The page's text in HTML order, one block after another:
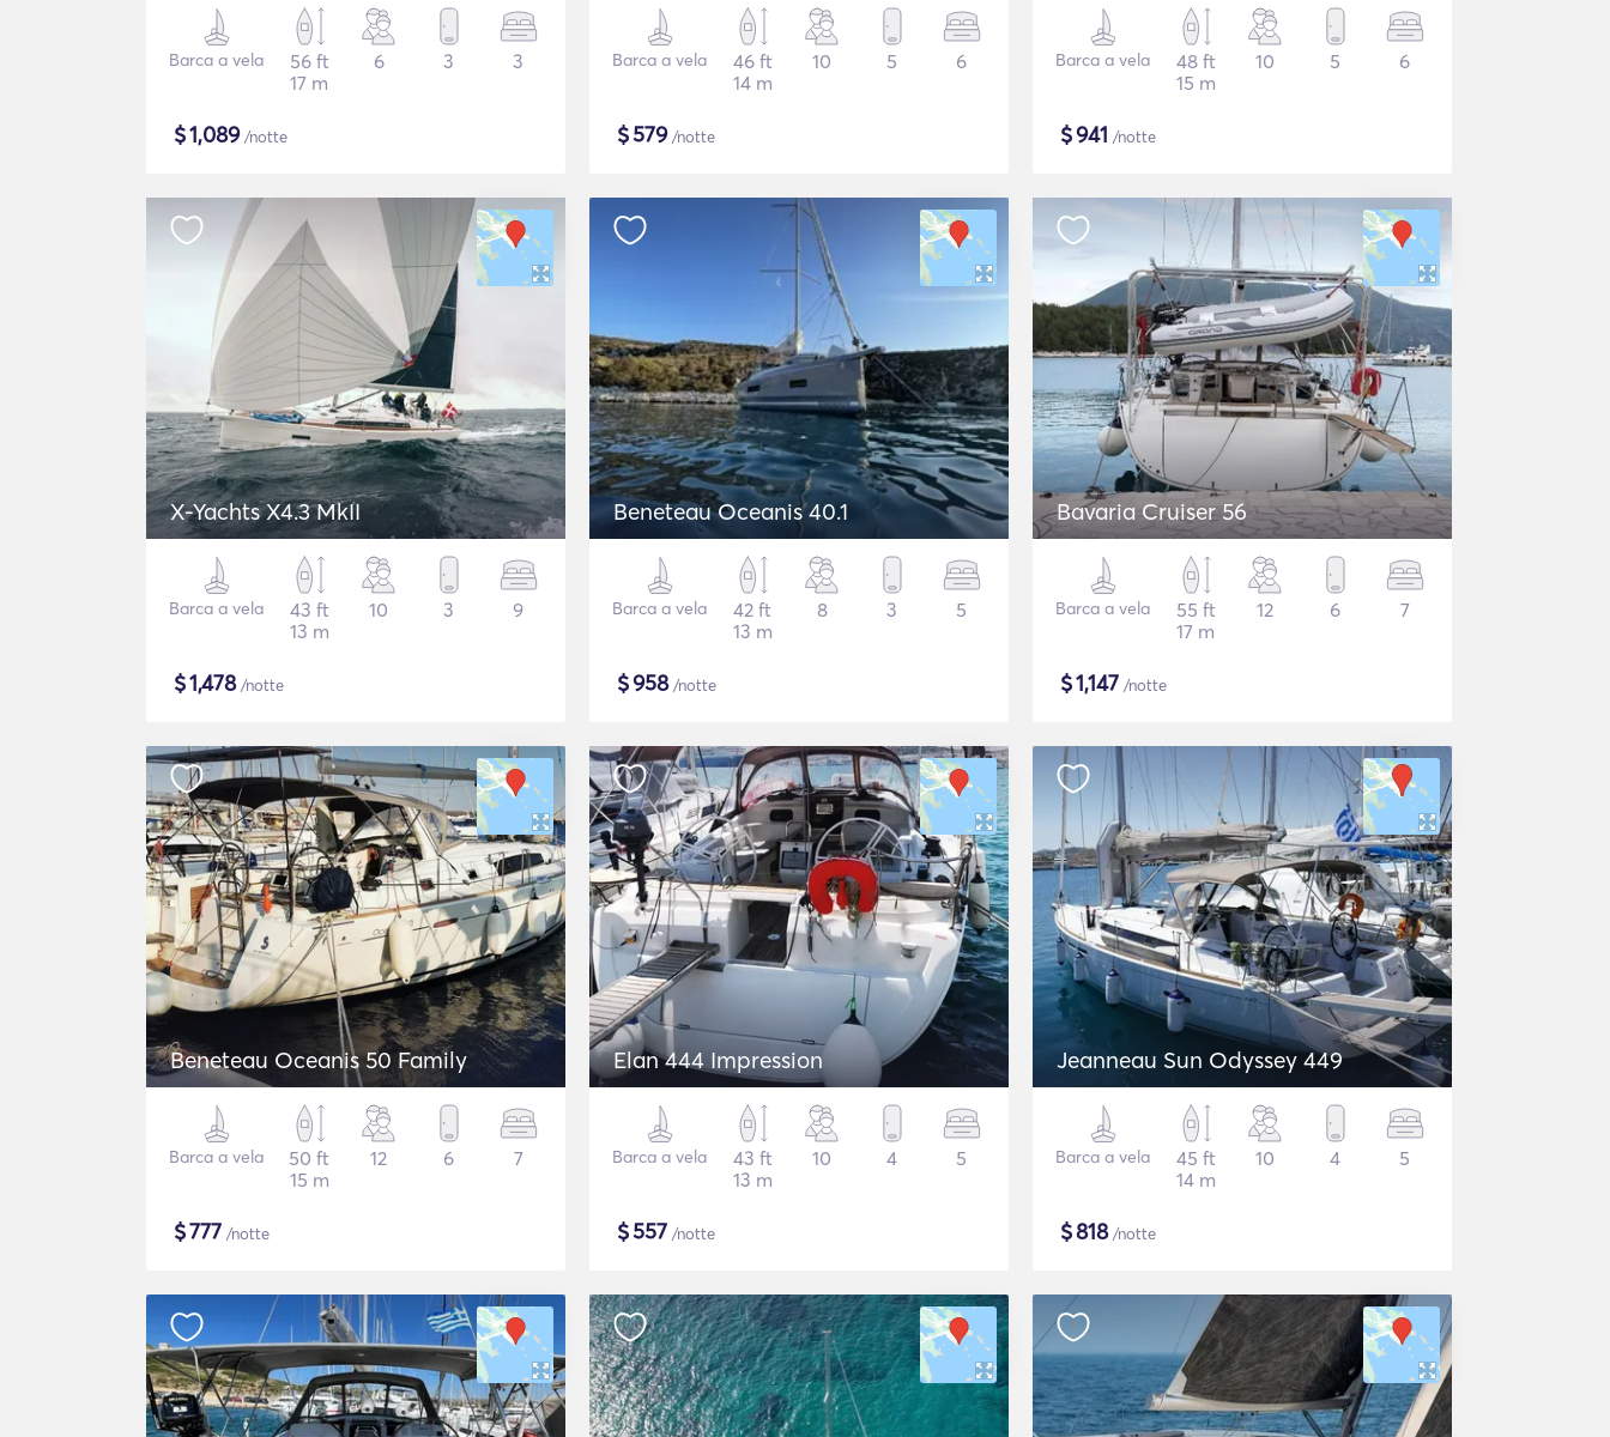
Barca a vela
56 ft
17 m
6 3 3
$1,089/notte
Barca a vela
46 ft
14 m
10 5 6
$579/notte
Barca a vela
48 ft
15 m
10 5 6
$941 /notte
X-Yachts X4.3 MkII
Barca a vela
43 ft
13 m
10 3 9
$1,478/notte
Beneteau Oceanis 40.1
Barca a vela
42 ft
13 m
8 3 5
$958/notte
Bavaria Cruiser 56
Barca a vela
55 ft
17 m
12 6 7
$1,147 /notte
Beneteau Oceanis 50 Family
Barca a vela
50 ft
15 m
12 6 7
$777 /notte
Elan 444 Impression
Barca a vela
43 ft
13 m
10 4 5
$557 /notte
Jeanneau Sun Odyssey 449
Barca a vela
45 ft
14 m
10 4 5
$818/notte